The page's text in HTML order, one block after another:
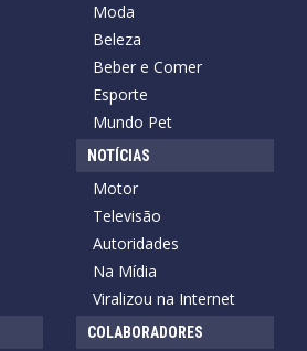
Moda
Beleza
Beber e Comer
Esporte
Mundo Pet
NOTÍCIAS
Motor
Televisão
Autoridades
Na Mídia
Viralizou na Internet
COLABORADORES